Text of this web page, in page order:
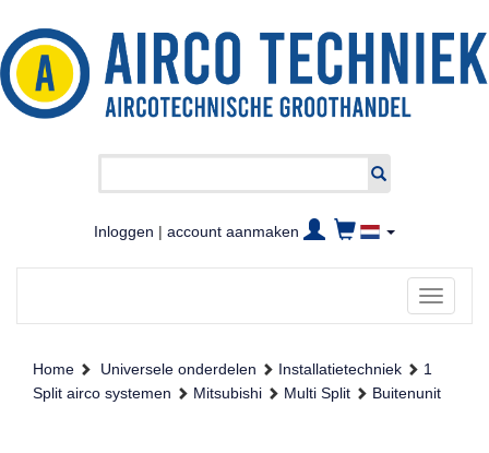
Inloggen | account aanmaken
Toggle
Home Universele onderdelen Installatietechniek
1
Split airco systemen
Mitsubishi Multi Split Buitenunit